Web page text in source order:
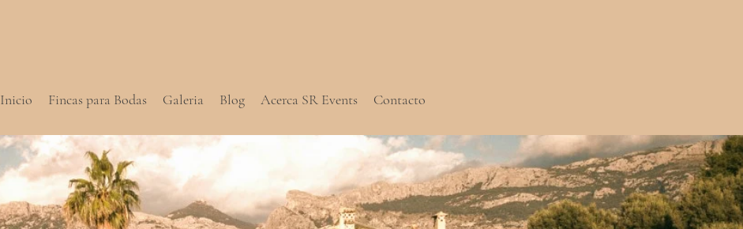
Inicio Fincas para Bodas Galeria Blog Acerca SR Events Contacto